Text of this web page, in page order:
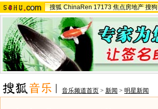
搜狐 ChinaRen 17173 焦点房地产 搜狗
音乐频道首页 > 新闻 > 明星新闻